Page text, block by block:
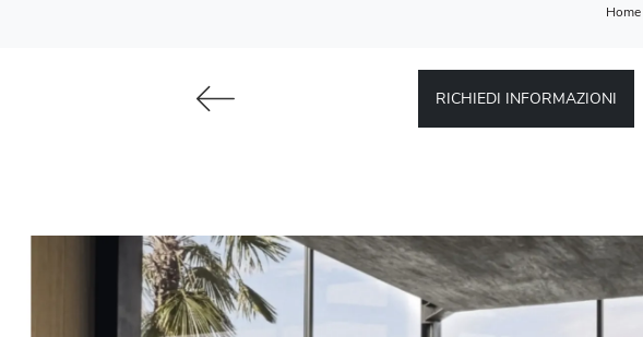
Home
RICHIEDI INFORMAZIONI